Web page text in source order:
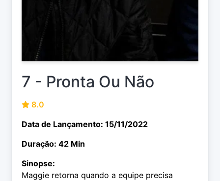
7 - Pronta Ou Não
8.0
Data de Lançamento: 15/11/2022
Duração: 42 Min
Sinopse:
Maggie retorna quando a equipe precisa